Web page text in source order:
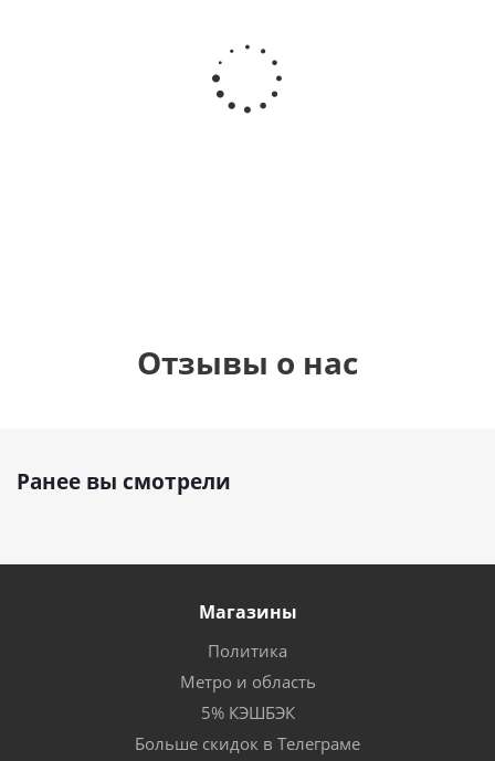
Шар с
днем
рождения,
с
Отзывы о нас
Ранее вы смотрели
Магазины
Политика
Метро и область
5% КЭШБЭК
Больше скидок в Телеграме